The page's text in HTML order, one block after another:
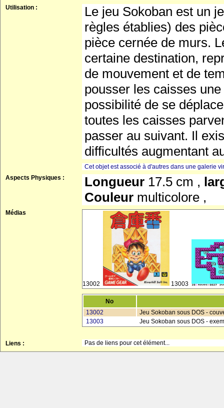
Utilisation :
Le jeu Sokoban est un
règles établies) des
pièce cernée de murs.
certaine destination,
de mouvement et de
pousser les caisses
possibilité de se
toutes les caisses
passer au suivant. Il
difficultés augmentant
Cet objet est associé à d'autres dans une galerie
Aspects Physiques :
Longueur 17.5 cm ,
Couleur multicolore ,
Médias
13002 13003
No
13002
Jeu Sokoban sous DOS -
13003
Jeu Sokoban sous DOS -
Liens : Pas de liens pour cet élément...